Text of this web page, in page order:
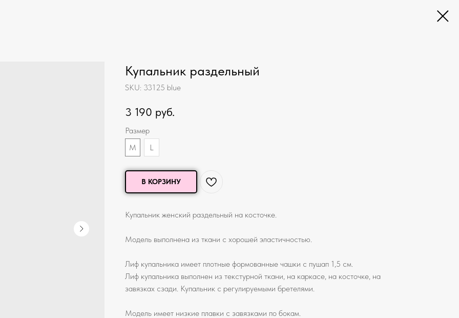
Купальник раздельный
SKU: 33125 blue
3 190 руб.
Размер
M
L
В КОРЗИНУ
Купальник женский раздельный на косточке.
Модель выполнена из ткани с хорошей эластичностью.
Лиф купальника имеет плотные формованные чашки c пушап 1,5 см.
Лиф купальника выполнен из текстурной ткани, на каркасе, на косточке, на
завязках сзади. Купальник с регулируемыми бретелями.
Модель имеет низкие плавки с завязками по бокам.